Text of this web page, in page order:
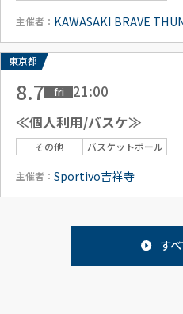
主催者： KAWASAKI BRAVE
東京都
8.7 fri
21:00
≪個人利用/バスケ≫
その他 バスケットボール
主催者：Sportivo吉祥寺
す